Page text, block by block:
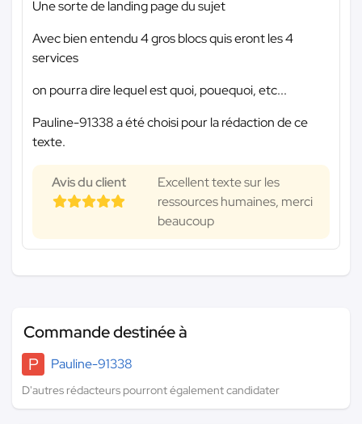
Une sorte de landing page du sujet
Avec bien entendu 4 gros blocs quis eront les 4
services
on pourra dire lequel est quoi, pouequoi, etc...
Pauline-91338 a été choisi pour la rédaction de ce
texte.
Avis du client
Excellent texte sur les
ressources humaines, merci
beaucoup
Commande destinée à
P
Pauline-91338
D'autres rédacteurs pourront également candidater